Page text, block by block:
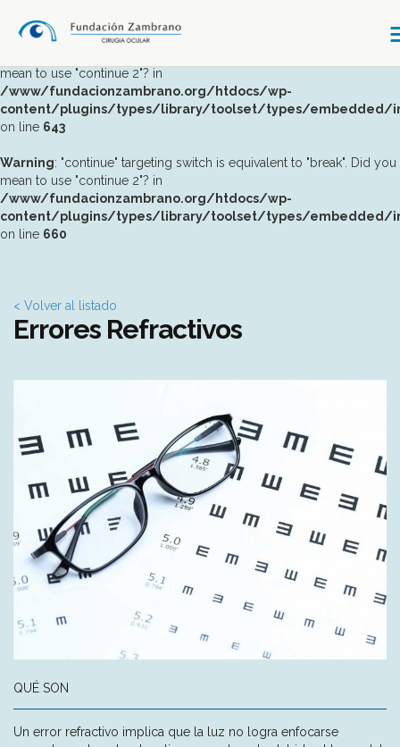
mean to use "continue 2"? in
/www/fundacionzambrano.org/htdocs/wp-
content/plugins/types/library/toolset/types/embedded/
on line 643
Warning: "continue" targeting switch is equivalent to "break". Did you
mean to use "continue 2"? in
/www/fundacionzambrano.org/htdocs/wp-
content/plugins/types/library/toolset/types/embedded/
on line 660
< Volver al listado
Errores Refractivos
QUÉ SON
Un error refractivo implica que la luz no logra enfocarse